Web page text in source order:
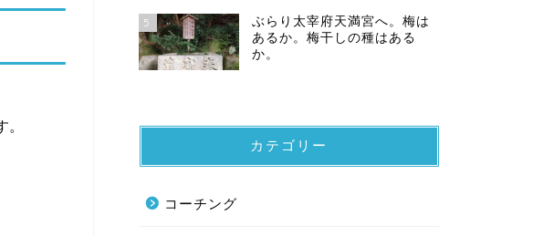
5
ぶらり太宰府天満宮へ。梅は
あるか。梅干しの種はある
か。
カテゴリー
コーチング